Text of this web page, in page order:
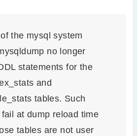
the mysql system
no longer
statements for the
and
tables. Such
at dump reload time
tables are not user